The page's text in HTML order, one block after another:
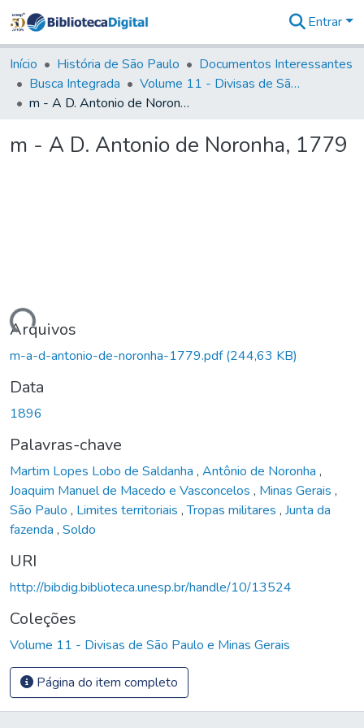
&
Coleções
Tudo na
Biblioteca
Estatísticas
Entrar
Início História de São Paulo
Documentos Interessantes
Busca Integrada
Volume 11 - Divisas de São Paulo e Minas Gerais
m - A D. Antonio de Noronha, 1779
m - A D. Antonio de Noronha, 1779
Arquivos
m-a-d-antonio-de-noronha-1779.pdf(244,63 KB)
Data
1896
Palavras-chave
Martim Lopes Lobo de Saldanha , Antônio de Noronha ,
Joaquim Manuel de Macedo e Vasconcelos , Minas Gerais ,
São Paulo , Limites territoriais ,Tropas militares , Junta da
fazenda , Soldo
URI
http://bibdig.biblioteca.unesp.br/handle/10/13524
Coleções
Volume 11 - Divisas de São Paulo e Minas Gerais
Página do item completo